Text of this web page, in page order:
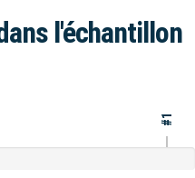
l'échantillon
#1